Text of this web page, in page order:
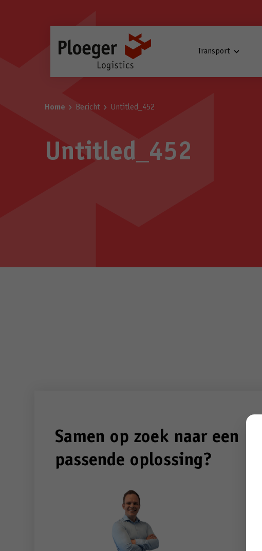
Transport
Home Bericht Untitled_452
Untitled_452
Samen op zoek naar een
passende oplossing?